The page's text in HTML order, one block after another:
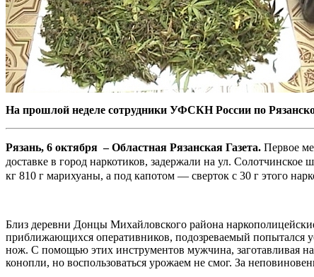
На прошлой неделе сотрудники УФСКН России по
Рязань, 6 октября – Областная Рязанская Газета. Первое
доставке в город наркотиков, задержали на ул.
кг 810 г марихуаны, а под капотом — сверток с 30 г этого
Близ деревни Донцы Михайловского района
приближающихся оперативников, подозреваемый попытался
нож. С помощью этих инструментов мужчина, заготавливая
конопли, но воспользоваться урожаем не смог. За